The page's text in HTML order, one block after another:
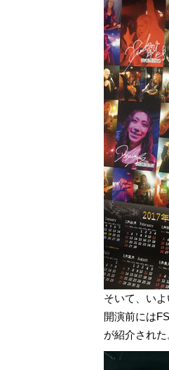
そいて、い
開演前には
が紹介された